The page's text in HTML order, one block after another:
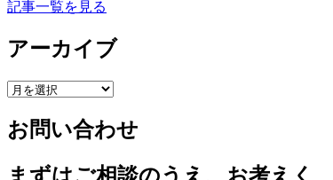
記事一覧を見る
アーカイブ
ア
カ
イ
ブ
お問い合わせ